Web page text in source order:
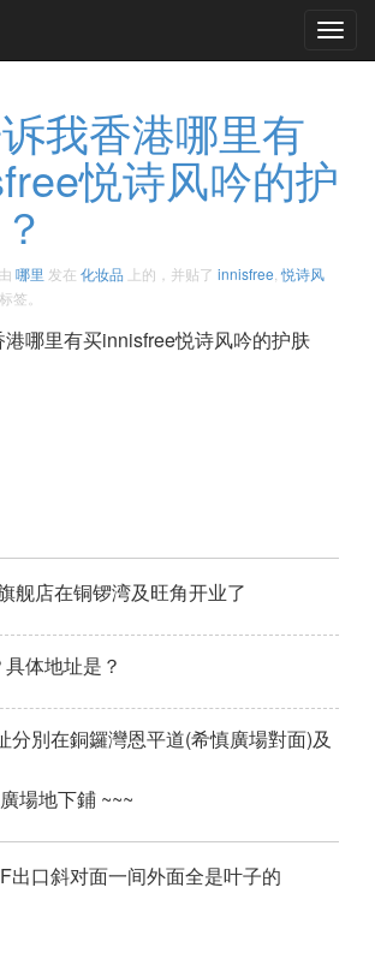
我香港哪里有
悦诗风吟的护
哪里 发在 化妆品 上的，并贴了 innisfree ,悦诗风
标签。
哪里有买innisfree悦诗风吟的护肤
舰店在铜锣湾及旺角开业了
体地址是？
分別在銅鑼灣恩平道(希慎廣場對面)及
場地下鋪 ~~~
出口斜对面一间外面全是叶子的